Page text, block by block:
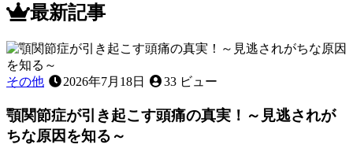
ラ
ク
ル
フ
ィ
ッ
ト
と
は
最新記事
その他 2026年7月18日 33 ビュー
顎関節症が引き起こす頭痛の真実！～見逃されが
ちな原因を知る～